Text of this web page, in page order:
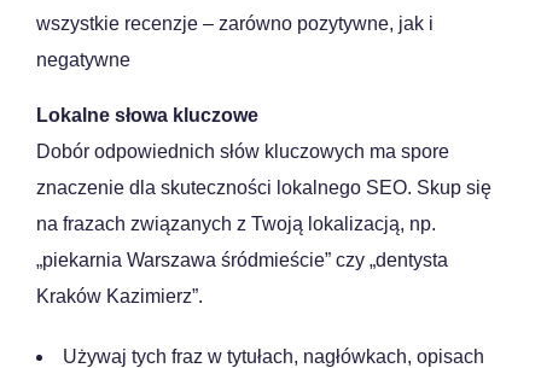
wszystkie recenzje – zarówno pozytywne, jak i
negatywne
Lokalne słowa kluczowe
Dobór odpowiednich słów kluczowych ma spore
znaczenie dla skuteczności lokalnego SEO. Skup się
na frazach związanych z Twoją lokalizacją, np.
„piekarnia Warszawa śródmieście” czy „dentysta
Kraków Kazimierz”.
Używaj tych fraz w tytułach, nagłówkach, opisach